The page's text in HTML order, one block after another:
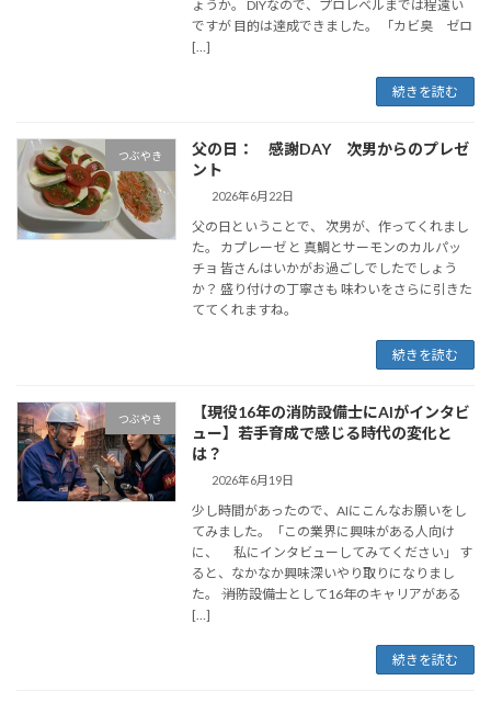
ょうか。 DIYなので、プロレベルまでは程遠い
ですが 目的は達成できました。 「カビ臭 ゼロ
[…]
続きを読む
つぶやき
父の日： 感謝DAY 次男からのプレゼ
ント
2026年6月22日
父の日ということで、 次男が、作ってくれまし
た。 カプレーゼ と 真鯛とサーモンのカルパッ
チョ 皆さんはいかがお過ごしでしたでしょう
か？ 盛り付けの丁寧さも 味わいをさらに引きた
ててくれますね。
続きを読む
つぶやき
【現役16年の消防設備士にAIがインタビ
ュー】若手育成で感じる時代の変化と
は？
2026年6月19日
少し時間があったので、AIにこんなお願いをし
てみました。「この業界に興味がある人向け
に、 私にインタビューしてみてください」 す
ると、なかなか興味深いやり取りになりまし
た。 ―― 消防設備士として16年のキャリアがある
[…]
続きを読む